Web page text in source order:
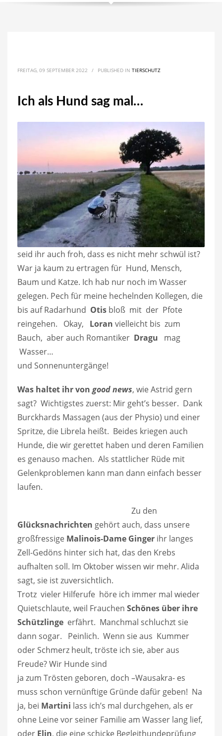
FREITAG, 09 SEPTEMBER 2022 / PUBLISHED IN TIERSCHUTZ
Ich als Hund sag mal…
seid ihr auch froh, dass es nicht mehr schwül ist?
War ja kaum zu ertragen für Hund, Mensch,
Baum und Katze. Ich hab nur noch im Wasser
gelegen. Pech für meine hechelnden Kollegen, die
bis auf Radarhund Otis bloß mit der Pfote
reingehen. Okay, Loran vielleicht bis zum
Bauch, aber auch Romantiker Dragu mag
Wasser…
und Sonnenuntergänge!
Was haltet ihr von good news, wie Astrid gern
sagt? Wichtigstes zuerst: Mir geht’s besser. Dank
Burckhards Massagen (aus der Physio) und einer
Spritze, die Librela heißt. Beides kriegen auch
Hunde, die wir gerettet haben und deren Familien
es genauso machen. Als stattlicher Rüde mit
Gelenkproblemen kann man dann einfach besser
laufen.
Zu den
Glücksnachrichten gehört auch, dass unsere
großfressige Malinois-Dame Ginger ihr langes
Zell-Gedöns hinter sich hat, das den Krebs
aufhalten soll. Im Oktober wissen wir mehr. Alida
sagt, sie ist zuversichtlich.
Trotz vieler Hilferufe höre ich immer mal wieder
Quietschlaute, weil Frauchen Schönes über ihre
Schützlinge erfährt. Manchmal schluchzt sie
dann sogar. Peinlich. Wenn sie aus Kummer
oder Schmerz heult, tröste ich sie, aber aus
Freude?Wir Hunde sind
ja zum Trösten geboren, doch –Wausakra- es
muss schon vernünftige Gründe dafür geben! Na
ja, bei Martini lass ich’s mal durchgehen, als er
ohne Leine vor seiner Familie am Wasser lang lief,
oder Elin, die eine schicke Begleithundeprüfung